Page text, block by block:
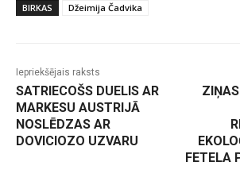
BIRKAS Džeimija Čadvika
Iepriekšējais raksts
SATRIECOŠS DUELIS AR
MARKESU AUSTRIJĀ
NOSLĒDZAS AR
DOVICIOZO UZVARU
FETELA